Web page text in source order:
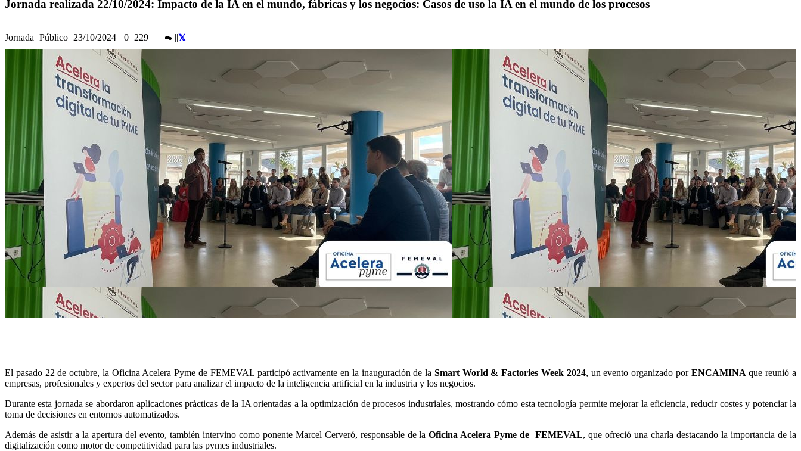
Jornada realizada 22/10/2024: Impacto de la IA en el mundo, fábricas y los negocios: Casos de uso la IA en el mundo de los procesos
Jornada Público 23/10/2024 0 229 ||
El pasado 22 de octubre, la Oficina Acelera Pyme de FEMEVAL participó activamente en la inauguración de la Smart World & Factories Week 2024, un evento organizado porENCAMINA que reunió a
empresas, profesionales y expertos del sector para analizar el impacto de la inteligencia artificial en la industria y los negocios.
Durante esta jornada se abordaron aplicaciones prácticas de la IA orientadas a la optimización de procesos industriales, mostrando cómo esta tecnología permite mejorar la eficiencia, reducir costes y potenciar la
toma de decisiones en entornos automatizados.
Además de asistir a la apertura del evento, también intervino como ponente Marcel Cerveró, responsable de laOficina Acelera Pyme de FEMEVAL, que ofreció una charla destacando la importancia de la
digitalización como motor de competitividad para las pymes industriales.